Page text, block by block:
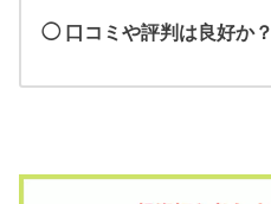
◯ 口コミや評判は良好か？